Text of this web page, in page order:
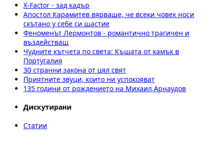
X-Factor - зад кадър
Апостол Карамитев вярваше, че всеки човек носи
скътано у себе си щастие
Феноменът Лермонтов - романтично трагичен и
въздействащ
Чудните кътчета по света: Къщата от камък в
Португалия
30 странни закона от цял свят
Приятните звуци, които ни успокояват
135 години от рождението на Михаил Арнаудов
Дискутирани
Статии